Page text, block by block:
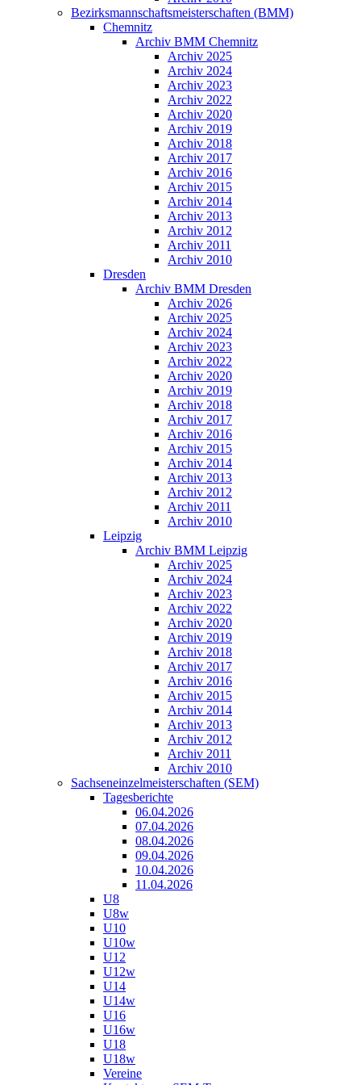
Bezirksmannschaftsmeisterschaften (BMM)
Chemnitz
Archiv BMM Chemnitz
Archiv 2025
Archiv 2024
Archiv 2023
Archiv 2022
Archiv 2020
Archiv 2019
Archiv 2018
Archiv 2017
Archiv 2016
Archiv 2015
Archiv 2014
Archiv 2013
Archiv 2012
Archiv 2011
Archiv 2010
Dresden
Archiv BMM Dresden
Archiv 2026
Archiv 2025
Archiv 2024
Archiv 2023
Archiv 2022
Archiv 2020
Archiv 2019
Archiv 2018
Archiv 2017
Archiv 2016
Archiv 2015
Archiv 2014
Archiv 2013
Archiv 2012
Archiv 2011
Archiv 2010
Leipzig
Archiv BMM Leipzig
Archiv 2025
Archiv 2024
Archiv 2023
Archiv 2022
Archiv 2020
Archiv 2019
Archiv 2018
Archiv 2017
Archiv 2016
Archiv 2015
Archiv 2014
Archiv 2013
Archiv 2012
Archiv 2011
Archiv 2010
Sachseneinzelmeisterschaften (SEM)
Tagesberichte
06.04.2026
07.04.2026
08.04.2026
09.04.2026
10.04.2026
11.04.2026
U8
U8w
U10
U10w
U12
U12w
U14
U14w
U16
U16w
U18
U18w
Vereine